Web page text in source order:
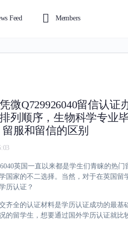
Feed Members
微Q729926040留信认
列顺序，生物科学专业
服和留信的区别
英国一直以来都是学生们青睐的
国家的不二选择。当然，对于在英国
历认证？
齐全的认证材料是学历认证成功的最
的留学生，想要通过国外学历认证就比